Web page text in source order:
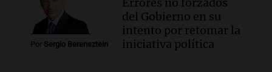
Por Sergio Berensztein
del Gobierno en su
intento por retomar la
iniciativa política